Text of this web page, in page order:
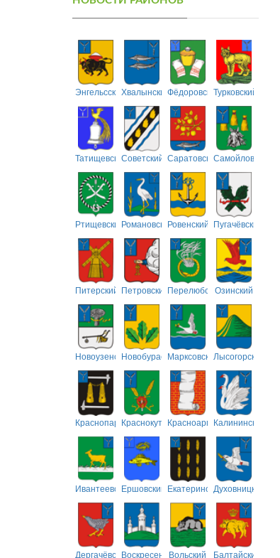
ЭнгельсскийХвалынскийФёдоровскийТурковский
ТатищевскийСоветский СаратовскийСамойловский
РтищевскийРомановскийРовенский Пугачёвский
Питерский ПетровскийПерелюбскийОзинский
НовоузенскийНовобурасскийМарксовскийЛысогорский
Краснопартизанский
КраснокутскийКрасноармейский
Калининский
ИвантеевскийЕршовский ЕкатериновскийДуховницкий
ДергачёвскийВоскресенскийВольский Балтайский